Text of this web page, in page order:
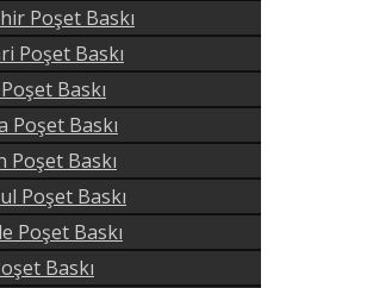
Poşet Baskı
Poşet Baskı
Baskı
Poşet Baskı
Poşet Baskı
Poşet Baskı
Poşet Baskı
Baskı